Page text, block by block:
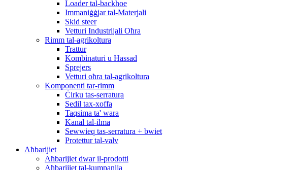
Loader tal-backhoe
Immaniġġjar tal-Materjali
Skid steer
Vetturi Industrijali Oħra
Rimm tal-agrikoltura
Trattur
Kombinaturi u Ħassad
Sprejers
Vetturi oħra tal-agrikoltura
Komponenti tar-rimm
Ċirku tas-serratura
Sedil tax-xoffa
Taqsima ta' wara
Kanal tal-ilma
Sewwieq tas-serratura + bwiet
Protettur tal-valv
Aħbarijiet
Aħbarijiet dwar il-prodotti
Aħbarijiet tal-kumpanija